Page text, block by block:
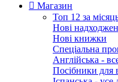
Магазин
Топ 12 за
Нові
Нові книжки
Спеціальна
Англійська -
Посібники для